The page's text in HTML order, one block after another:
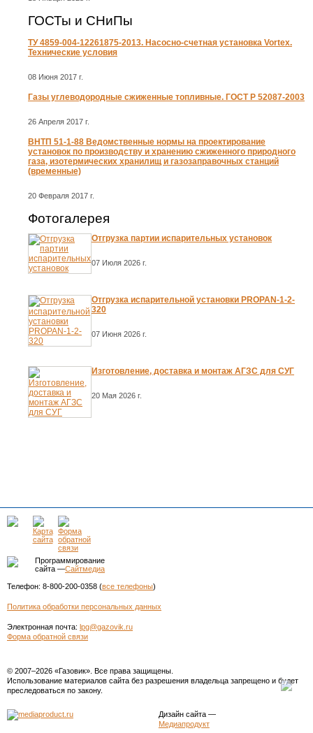
ГОСТы и СНиПы
ТУ 4859-004-12261875-2013. Насосно-счетная установка Vortex.
Технические условия
08 Июня 2017 г.
Газы углеводородные сжиженные топливные. ГОСТ Р 52087-2003
26 Апреля 2017 г.
ВНТП 51-1-88 Ведомственные нормы на проектирование
установок по производству и хранению сжиженного природного
газа, изотермических хранилищ и газозаправочных станций
(временные)
20 Февраля 2017 г.
Фотогалерея
Отгрузка партии испарительных установок
07 Июля 2026 г.
Отгрузка испарительной установки PROPAN-1-2-
320
07 Июня 2026 г.
Изготовление, доставка и монтаж АГЗС для СУГ
20 Мая 2026 г.
Программирование
сайта —Сайтмедиа
Телефон: 8-800-200-0358 (все телефоны)
Политика обработки персональных данных
Электронная почта: lpg@gazovik.ru
Форма обратной связи
© 2007–2026 «Газовик». Все права защищены.
Использование материалов сайта без разрешения владельца запрещено и будет
преследоваться по закону.
Дизайн сайта—
Медиапродукт